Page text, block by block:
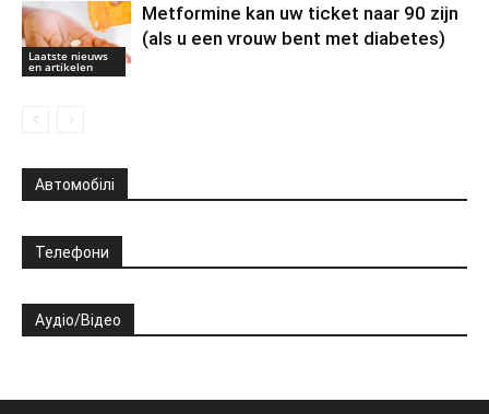
Laatste nieuws
en artikelen
Metformine kan uw ticket naar 90 zijn
(als u een vrouw bent met diabetes)
Автомобілі
Телефони
Аудіо/Відео